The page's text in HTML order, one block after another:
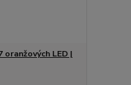
oranžových LED |